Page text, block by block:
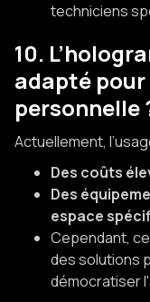
techniciens
10.
adapté
personnelle
Actuellement,
Des coûts
Des
espace
Cependant,
des solutions
démocratiser